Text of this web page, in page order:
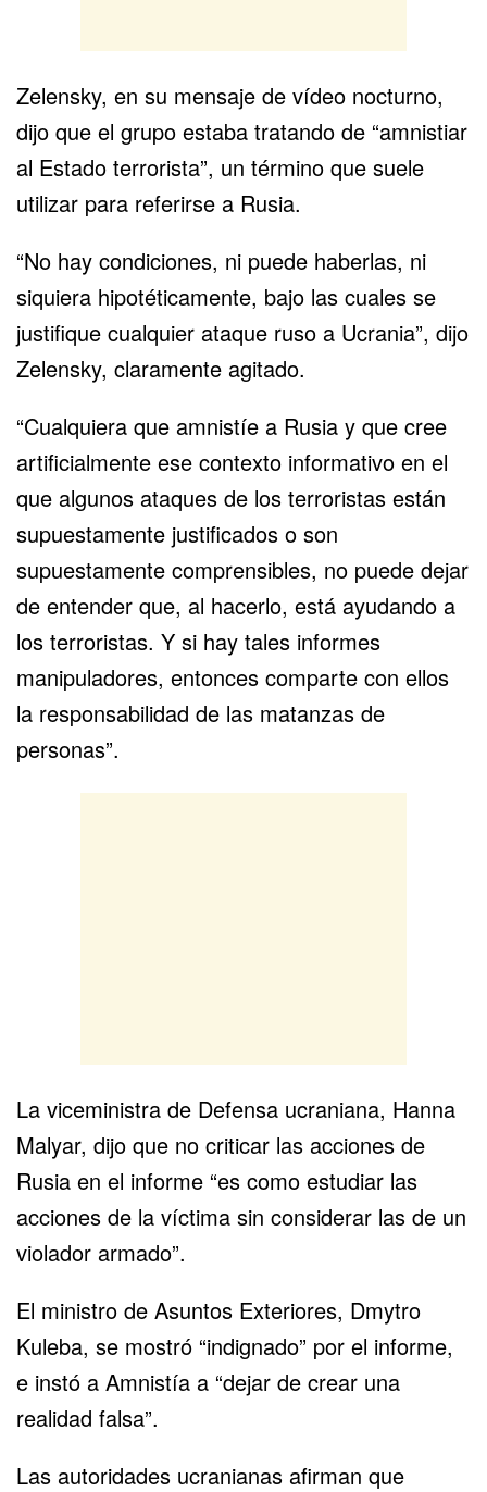
Zelensky, en su mensaje de vídeo nocturno,
dijo que el grupo estaba tratando de “amnistiar
al Estado terrorista”, un término que suele
utilizar para referirse a Rusia.
“No hay condiciones, ni puede haberlas, ni
siquiera hipotéticamente, bajo las cuales se
justifique cualquier ataque ruso a Ucrania”, dijo
Zelensky, claramente agitado.
“Cualquiera que amnistíe a Rusia y que cree
artificialmente ese contexto informativo en el
que algunos ataques de los terroristas están
supuestamente justificados o son
supuestamente comprensibles, no puede dejar
de entender que, al hacerlo, está ayudando a
los terroristas. Y si hay tales informes
manipuladores, entonces comparte con ellos
la responsabilidad de las matanzas de
personas”.
La viceministra de Defensa ucraniana, Hanna
Malyar, dijo que no criticar las acciones de
Rusia en el informe “es como estudiar las
acciones de la víctima sin considerar las de un
violador armado”.
El ministro de Asuntos Exteriores, Dmytro
Kuleba, se mostró “indignado” por el informe,
e instó a Amnistía a “dejar de crear una
realidad falsa”.
Las autoridades ucranianas afirman que